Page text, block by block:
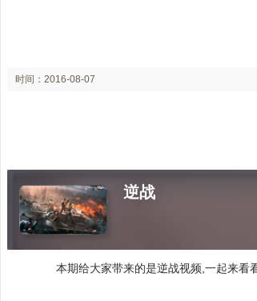
时间：2016-08-07
逆战
本期给大家带来的是逆战视频,一起来看